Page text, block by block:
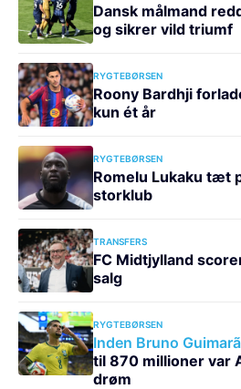
Dansk målmand
og sikrer vild triumf
RYGTEBØRSEN
Roony Bardhji
kun ét år
RYGTEBØRSEN
Romelu Lukaku tæt
storklub
TRANSFERS
FC Midtjylland
salg
RYGTEBØRSEN
Inden Bruno
til 870 millioner var
drøm